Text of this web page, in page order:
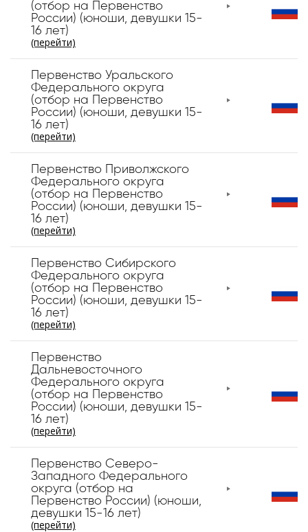
(отбор на Первенство
России) (юноши, девушки 15-
16 лет)
(перейти)
Первенство Уральского
Федерального округа
(отбор на Первенство
России) (юноши, девушки 15-
16 лет)
(перейти)
Первенство Приволжского
Федерального округа
(отбор на Первенство
России) (юноши, девушки 15-
16 лет)
(перейти)
Первенство Сибирского
Федерального округа
(отбор на Первенство
России) (юноши, девушки 15-
16 лет)
(перейти)
Первенство
Дальневосточного
Федерального округа
(отбор на Первенство
России) (юноши, девушки 15-
16 лет)
(перейти)
Первенство Северо-
Западного Федерального
округа (отбор на
Первенство России) (юноши,
девушки 15-16 лет)
(перейти)